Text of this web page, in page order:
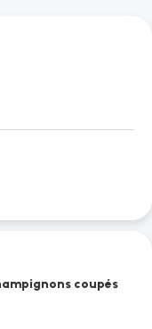
coupés